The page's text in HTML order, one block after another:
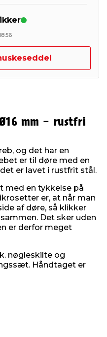
Ø16 mm - rustfri
og det har en
er til døre med en
er lavet i rustfrit stål.
med en tykkelse på
er, at når man
af døre, så klikker
Det sker uden
er derfor meget
nøgleskilte og
Håndtaget er